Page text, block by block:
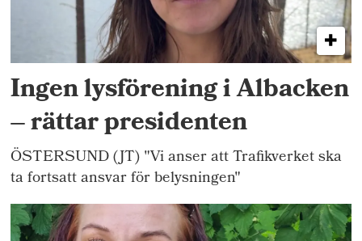
Ingen lysförening i Albacken
– rättar presidenten
ÖSTERSUND (JT) "Vi anser att Trafikverket ska
ta fortsatt ansvar för belysningen"